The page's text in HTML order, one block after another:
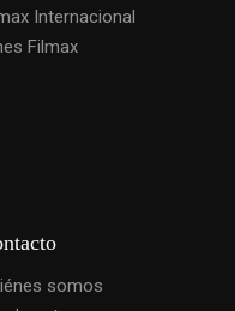
Internacional
Filmax
somos